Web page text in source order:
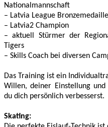
Nationalmannschaft
– Latvia League Bronzemedaille
– Latvia2 Champion
– aktuell Stürmer der
Tigers
– Skills Coach bei diversen
Das Training ist ein
Willen, deiner Einstellung
du dich persönlich verbesserst.
Skating: